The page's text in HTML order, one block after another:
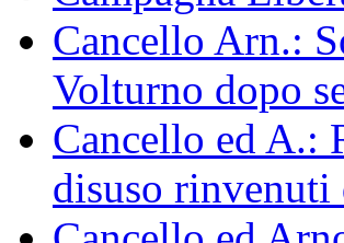
Cancello Arn.:
Volturno dopo
Cancello ed A.:
disuso